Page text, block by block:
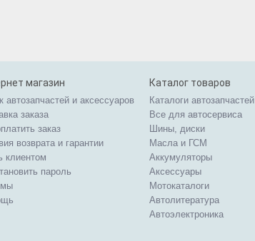
магазин
автозапчастей и аксессуаров
заказа
заказ
возврата и гарантии
клиентом
пароль
Каталог товаров
Каталоги автозапчастей
Все для автосервиса
Шины, диски
Масла и ГСМ
Аккумуляторы
Аксессуары
Мотокаталоги
Автолитература
Автоэлектроника